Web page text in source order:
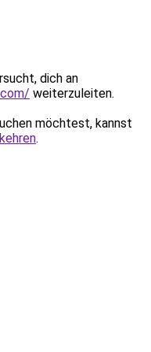
dich an
weiterzuleiten.
möchtest, kannst
.